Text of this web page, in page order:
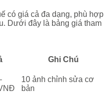
có giá cả đa dạng, phù hợp
Dưới đây là bảng giá tham
Ghi Chú
10 ảnh chỉnh sửa cơ
bản